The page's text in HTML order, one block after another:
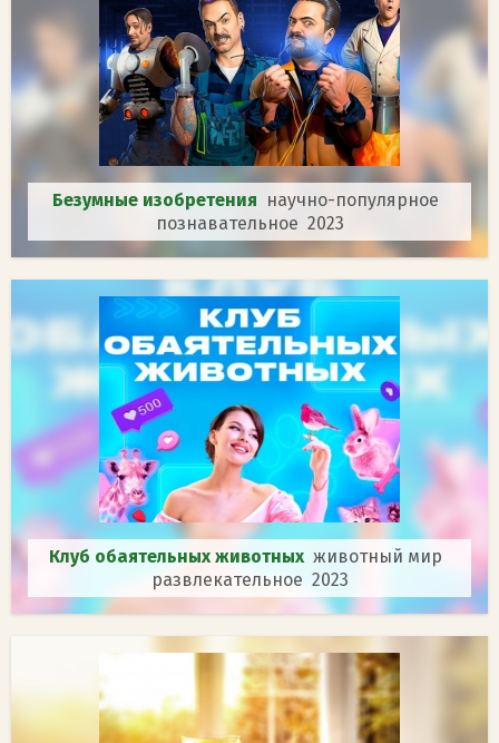
Безумные изобретения научно-популярное
познавательное 2023
Клуб обаятельных животных животный мир
развлекательное 2023